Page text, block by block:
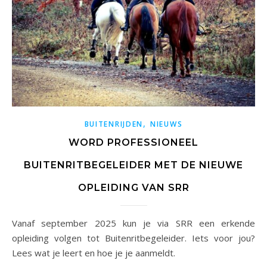
BUITENRIJDEN,NIEUWS
WORD PROFESSIONEEL
BUITENRITBEGELEIDER MET DE NIEUWE
OPLEIDING VAN SRR
Vanaf september 2025 kun je via SRR een erkende
opleiding volgen tot Buitenritbegeleider. Iets voor jou?
Lees wat je leert en hoe je je aanmeldt.